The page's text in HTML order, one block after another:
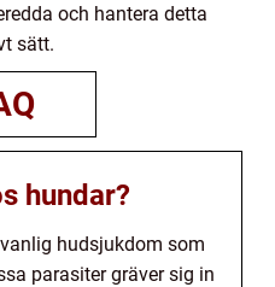
och hantera detta
sätt.
hundar?
hudsjukdom som
parasiter gräver sig in